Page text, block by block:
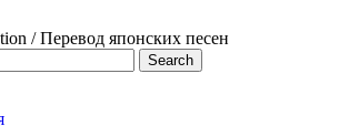
/ Перевод японских песен